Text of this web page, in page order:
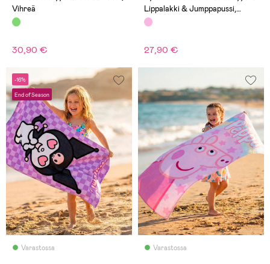
Vihreä
30,90 €
Lippalakki & Jumppapussi,
Vaaleanpunainen
27,90 €
-16%
End of Season
Varastossa Varastossa